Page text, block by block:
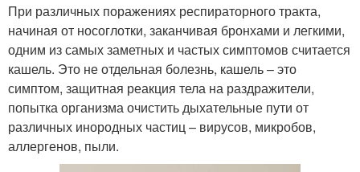
При различных поражениях респираторного тракта,
начиная от носоглотки, заканчивая бронхами и легкими,
одним из самых заметных и частых симптомов считается
кашель. Это не отдельная болезнь, кашель – это
симптом, защитная реакция тела на раздражители,
попытка организма очистить дыхательные пути от
различных инородных частиц – вирусов, микробов,
аллергенов, пыли.